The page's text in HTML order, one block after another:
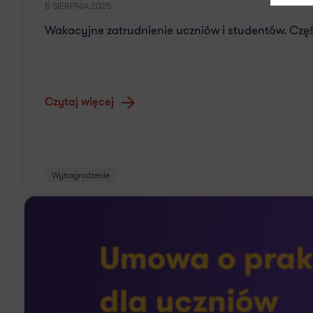
5 SIERPNIA 2025
Wakacyjne zatrudnienie uczniów i studentów.
Czytaj więcej
Wynagrodzenie